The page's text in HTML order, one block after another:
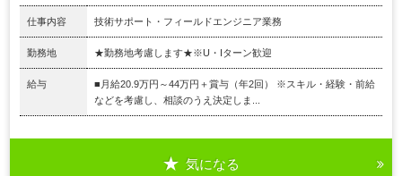
仕事内容 技術サポート・フィールドエンジニア業務
勤務地 ★勤務地考慮します★※U・Iターン歓迎
給与
■月給20.9万円～44万円＋賞与（年2回） ※スキル・経験・前給
などを考慮し、相談のうえ決定しま...
気になる